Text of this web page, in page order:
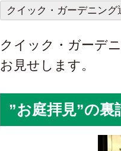
クイック・ガーデニング
クイック・ガーデ
お見せします。
”お庭拝見”の裏